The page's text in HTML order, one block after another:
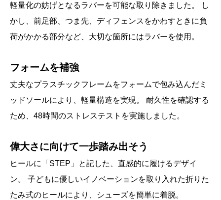
軽量化の妨げとなるラバーを可能な取り除きました。 し
かし、前足部、つま先、ディフェンスをかわすときに負
荷がかかる部分など、大切な箇所にはラバーを使用。
フォームを補強
丈夫なプラスチックフレームをフォームで包み込んだミ
ッドソールにより、軽量構造を実現。 耐久性を確認する
ため、48時間のストレステストを実施しました。
偉大さに向けて一歩踏み出そう
ヒールに「STEP」と記した、直感的に履けるデザイ
ン。 子どもに優しいイノベーションを取り入れた折りた
たみ式のヒールにより、シューズを簡単に着脱。